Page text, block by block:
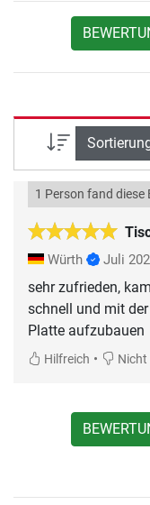
1 Person fand
Würth Juli
sehr zufrieden,
schnell und mit
Platte aufzubauen
Hilfreich • Nicht